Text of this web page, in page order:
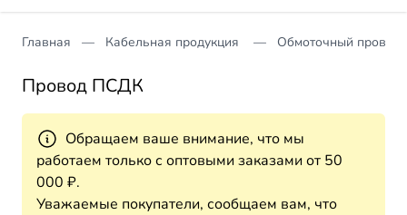
Главная Кабельная продукция Обмоточный провод
Провод ПСДК
Обращаем ваше внимание, что мы
работаем только с оптовыми заказами от 50
000 ₽.
Уважаемые покупатели, сообщаем вам, что